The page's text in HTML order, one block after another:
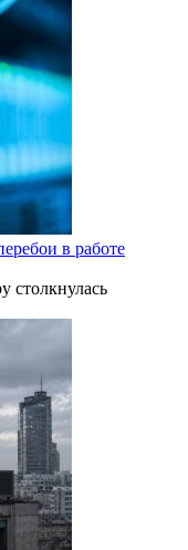
в работе
столкнулась